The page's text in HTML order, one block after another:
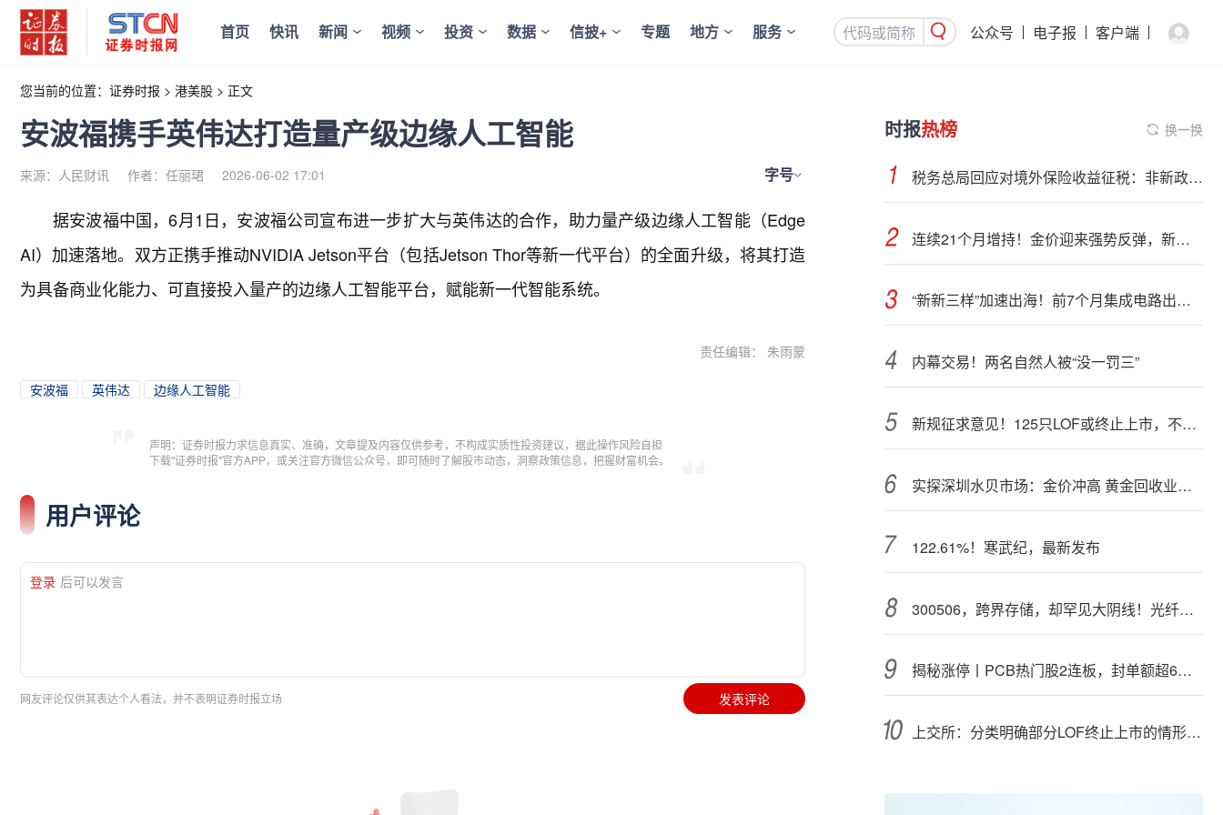
首页 快讯 新闻 视频 投资 数据 信披+ 专题 地方 服务 公众号 电子报 客户端
您当前的位置： 证券时报 > 港美股 > 正文
安波福携手英伟达打造量产级边缘人工智能
来源：人民财讯 作者：任丽珺 2026-06-02 17:01 字号
据安波福中国，6月1日，安波福公司宣布进一步扩大与英伟达的合作，助力量产级边缘人工智能（Edge
AI）加速落地。双方正携手推动NVIDIA Jetson平台（包括Jetson Thor等新一代平台）的全面升级，将其打造
为具备商业化能力、可直接投入量产的边缘人工智能平台，赋能新一代智能系统。
责任编辑： 朱雨蒙
安波福 英伟达 边缘人工智能
声明：证券时报力求信息真实、准确，文章提及内容仅供参考，不构成实质性投资建议，据此操作风险自担
下载"证券时报"官方APP，或关注官方微信公众号，即可随时了解股市动态，洞察政策信息，把握财富机会。
用户评论
登录 后可以发言
网友评论仅供其表达个人看法，并不表明证券时报立场 发表评论
时报热榜 换一换
税务总局回应对境外保险收益征税：非新政策，无需过度解读
连续21个月增持！金价迎来强势反弹，新一轮上行窗口开启？
“新新三样”加速出海！前7个月集成电路出口额接近翻倍
内幕交易！两名自然人被“没一罚三”
新规征求意见！125只LOF或终止上市，不影响基金正常投资运作
实探深圳水贝市场：金价冲高 黄金回收业务率先回暖
122.61%！寒武纪，最新发布
300506，跨界存储，却罕见大阴线！光纤需求激增，稀土细分原料，火了
揭秘涨停丨PCB热门股2连板，封单额超6亿元
上交所：分类明确部分LOF终止上市的情形和程序